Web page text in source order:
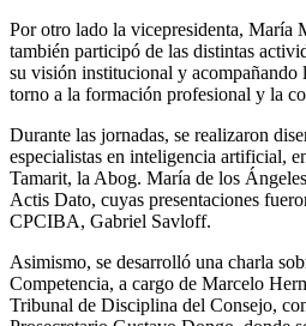
Por otro lado la vicepresidenta, María
también participó de las distintas
su visión institucional y acompañando
torno a la formación profesional y la
Durante las jornadas, se realizaron
especialistas en inteligencia artificial,
Tamarit, la Abog. María de los
Actis Dato, cuyas presentaciones
CPCIBA, Gabriel Savloff.
Asimismo, se desarrolló una charla
Competencia, a cargo de Marcelo
Tribunal de Disciplina del Consejo,